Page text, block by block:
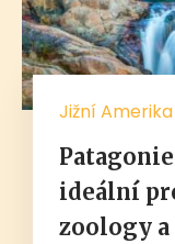
Jižní Amerika
ideální
zoology